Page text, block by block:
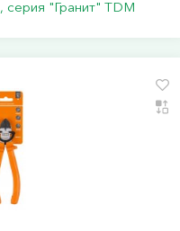
серия "Гранит" TDM